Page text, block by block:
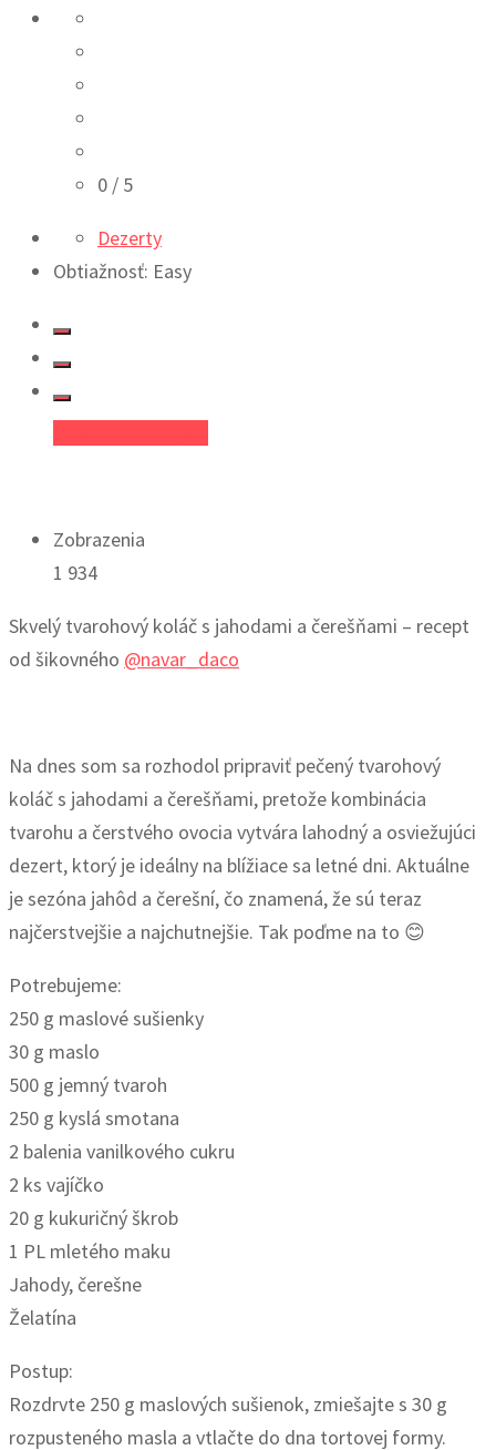
0 / 5
Dezerty
Obtiažnosť: Easy
Zobrazenia
1 934
Skvelý tvarohový koláč s jahodami a čerešňami – recept
od šikovného @navar_daco
Na dnes som sa rozhodol pripraviť pečený tvarohový
koláč s jahodami a čerešňami, pretože kombinácia
tvarohu a čerstvého ovocia vytvára lahodný a osviežujúci
dezert, ktorý je ideálny na blížiace sa letné dni. Aktuálne
je sezóna jahôd a čerešní, čo znamená, že sú teraz
najčerstvejšie a najchutnejšie. Tak poďme na to 😊
Potrebujeme:
250 g maslové sušienky
30 g maslo
500 g jemný tvaroh
250 g kyslá smotana
2 balenia vanilkového cukru
2 ks vajíčko
20 g kukuričný škrob
1 PL mletého maku
Jahody, čerešne
Želatína
Postup:
Rozdrvte 250 g maslových sušienok, zmiešajte s 30 g
rozpusteného masla a vtlačte do dna tortovej formy.